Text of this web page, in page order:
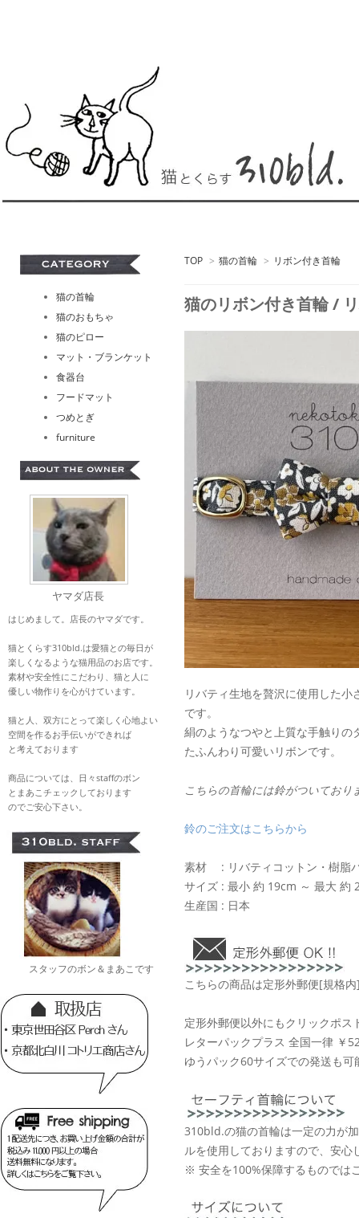
TOP > 猫の首輪 > リボン付き首輪
猫のリボン付き首輪 /
リバティ生地を贅沢に使用した
です。
絹のようなつやと上質な手触り
たふんわり可愛いリボンです。
こちらの首輪には鈴がついており
鈴のご注文はこちらから
素材 : リバティコットン・樹脂
サイズ : 最小 約 19cm ～ 最大 約
生産国 : 日本
こちらの商品は定形外郵便[規格
定形外郵便以外にもクリックポス
レターパックプラス 全国一律 ￥
ゆうパック60サイズでの発送も可
310bld.の猫の首輪は一定の力が
ルを使用しておりますので、安心
※ 安全を100%保障するものでは
猫の首輪
猫のおもちゃ
猫のピロー
マット・ブランケット
食器台
フードマット
つめとぎ
furniture
ヤマダ店長
はじめまして。店長のヤマダです。
猫とくらす310bld.は愛猫との毎日が
楽しくなるような猫用品のお店です。
素材や安全性にこだわり、猫と人に
優しい物作りを心がけています。
猫と人、双方にとって楽しく心地よい
空間を作るお手伝いができれば
と考えております
商品については、日々staffのボン
とまあこチェックしております
のでご安心下さい。
スタッフのボン＆まあこです